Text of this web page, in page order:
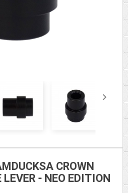

CROWN
- NEO EDITION